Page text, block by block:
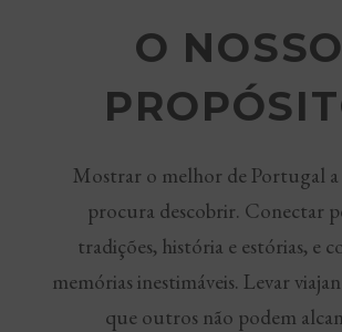
O NOSSO
Mostrar o melhor de Portugal
procura descobrir. Conectar
tradições, história e estórias, e
memórias inestimáveis. Levar
que outros não podem